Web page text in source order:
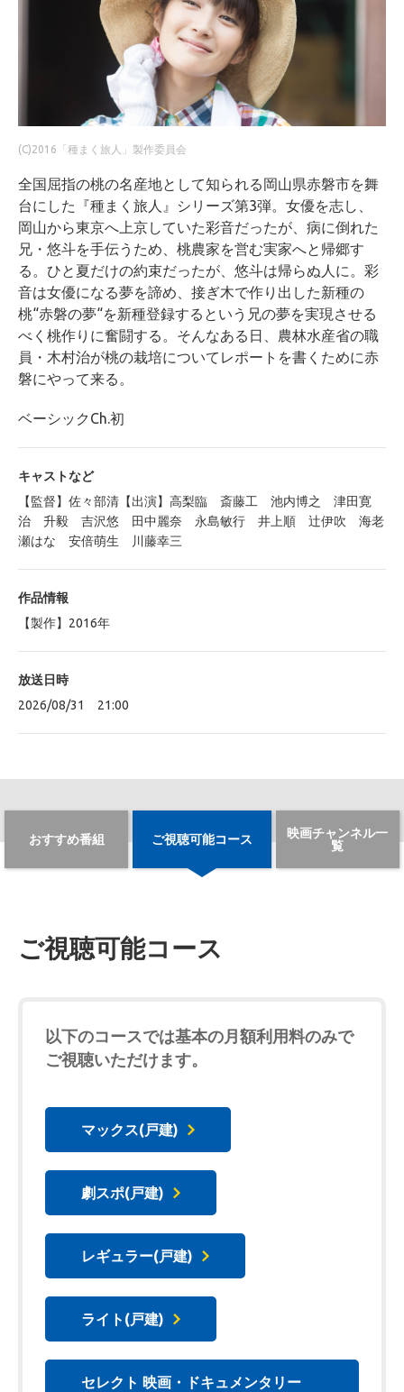
(C)2016「種まく旅人」製作委員会
全国屈指の桃の名産地として知られる岡山県赤磐市を舞
台にした『種まく旅人』シリーズ第3弾。女優を志し、
岡山から東京へ上京していた彩音だったが、病に倒れた
兄・悠斗を手伝うため、桃農家を営む実家へと帰郷す
る。ひと夏だけの約束だったが、悠斗は帰らぬ人に。彩
音は女優になる夢を諦め、接ぎ木で作り出した新種の
桃“赤磐の夢“を新種登録するという兄の夢を実現させる
べく桃作りに奮闘する。そんなある日、農林水産省の職
員・木村治が桃の栽培についてレポートを書くために赤
磐にやって来る。
ベーシックCh.初
キャストなど
【監督】佐々部清【出演】高梨臨 斎藤工 池内博之 津田寛
治 升毅 吉沢悠 田中麗奈 永島敏行 井上順 辻伊吹 海老
瀬はな 安倍萌生 川藤幸三
作品情報
【製作】2016年
放送日時
2026/08/31 21:00
おすすめ番組 ご視聴可能コース
映画チャンネル一
覧
ご視聴可能コース
以下のコースでは基本の月額利用料のみで
ご視聴いただけます。
マックス(戸建)
劇スポ(戸建)
レギュラー(戸建)
ライト(戸建)
セレクト 映画・ドキュメンタリー